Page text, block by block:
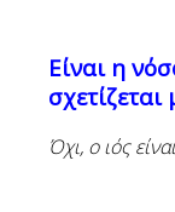
Είναι η
σχετίζεται
Όχι, ο ιός